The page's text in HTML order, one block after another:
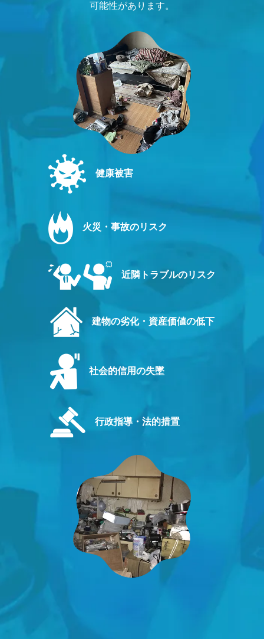
可能性があります。
健康被害
火災・事故のリスク
近隣トラブルのリスク
建物の劣化・資産価値の低下
社会的信用の失墜
行政指導・法的措置